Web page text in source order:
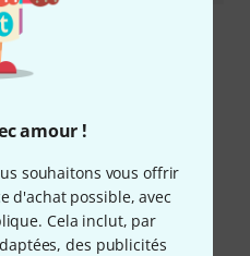
amour !
souhaitons vous offrir
d'achat possible, avec
Cela inclut, par
des publicités
des embases de rack qui
L'ÉVALUATION